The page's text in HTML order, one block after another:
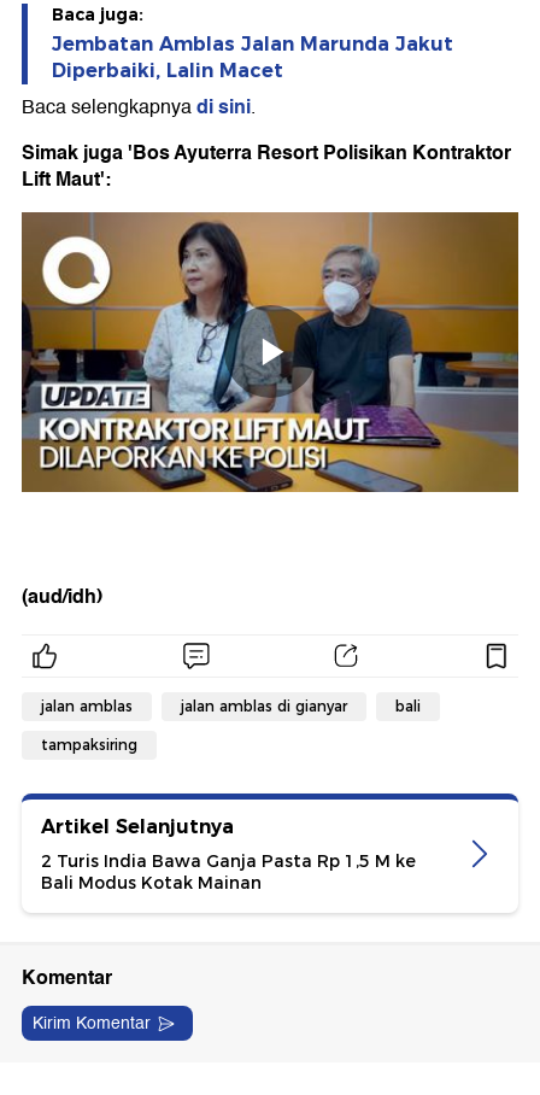
Baca juga:
Jembatan Amblas Jalan Marunda Jakut
Diperbaiki, Lalin Macet
Baca selengkapnyadi sini.
Simak juga 'Bos Ayuterra Resort Polisikan Kontraktor
Lift Maut':
(aud/idh)
jalan amblas jalan amblas di gianyar bali
tampaksiring
Artikel Selanjutnya
2 Turis India Bawa Ganja Pasta Rp 1,5 M ke
Bali Modus Kotak Mainan